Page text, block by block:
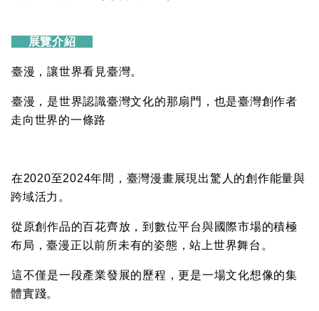
展覽介紹
臺漫，讓世界看見臺灣。
臺漫，是世界認識臺灣文化的那扇門，也是臺灣創作者
走向世界的一條路
在2020至2024年間，臺灣漫畫展現出驚人的創作能量與
跨域活力。
從原創作品的百花齊放，到數位平台與國際市場的積極
布局，臺漫正以前所未有的姿態，站上世界舞台。
這不僅是一段產業發展的歷程，更是一場文化想像的集
體實踐。